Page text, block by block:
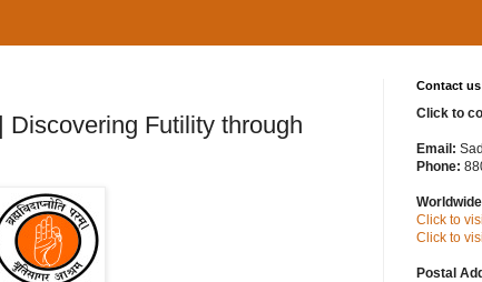
| Discovering Futility through
Contact us
Click to
Email:
Phone:
Click to
Click to
Postal